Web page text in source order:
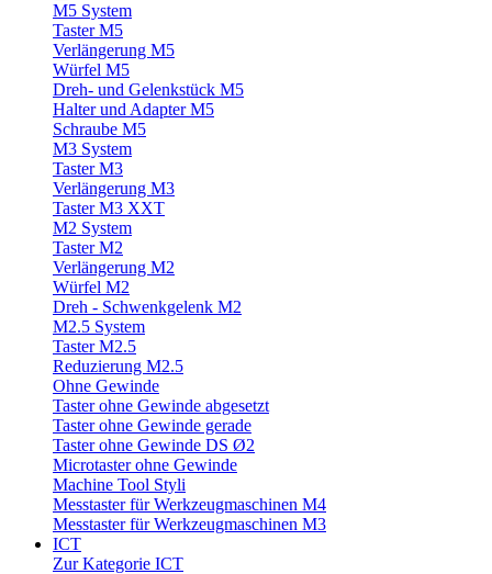
M5 System
Taster M5
Verlängerung M5
Würfel M5
Dreh- und Gelenkstück M5
Halter und Adapter M5
Schraube M5
M3 System
Taster M3
Verlängerung M3
Taster M3 XXT
M2 System
Taster M2
Verlängerung M2
Würfel M2
Dreh - Schwenkgelenk M2
M2.5 System
Taster M2.5
Reduzierung M2.5
Ohne Gewinde
Taster ohne Gewinde abgesetzt
Taster ohne Gewinde gerade
Taster ohne Gewinde DS Ø2
Microtaster ohne Gewinde
Machine Tool Styli
Messtaster für Werkzeugmaschinen M4
Messtaster für Werkzeugmaschinen M3
ICT
Zur Kategorie ICT